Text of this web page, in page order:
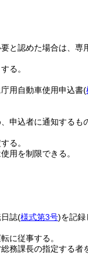
と認めた場合は、専
る。
用自動車使用申込書(
申込者に通知するも
る。
用を制限できる。
誌(様式第3号)を記録
に従事する。
務課長の指定する者